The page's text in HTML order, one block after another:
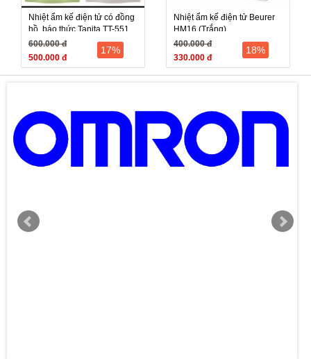
Nhiệt ẩm kế điện tử có đồng
hồ, báo thức Tanita TT-551
600.000 đ
500.000 đ
17%
Nhiệt ẩm kế điện tử Beurer
HM16 (Trắng)
400.000 đ
330.000 đ
18%